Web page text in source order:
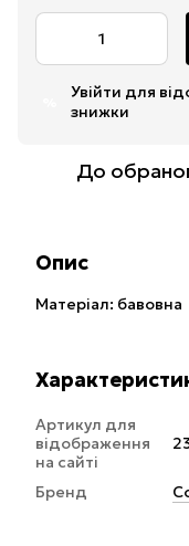
Увійти для
знижки
До
Опис
Матеріал: бавовна
Артикул для
відображення
на сайті
Бренд